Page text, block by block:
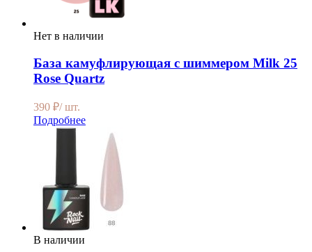
Нет в наличии
База камуфлирующая с шиммером Milk 25
Rose Quartz
390 ₽/ шт.
Подробнее
В наличии